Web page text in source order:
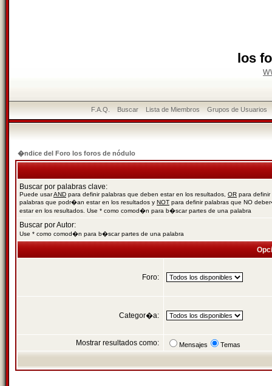
los
F.A.Q. Buscar Lista de Miembros Grupos de Usuarios
�ndice del Foro los foros de nódulo
Buscar por palabras clave:
Puede usarAND para definir palabras que deben estar en los resultados, OR para definir
palabras que podr�an estar en los resultados y NOT para definir palabras que NO
estar en los resultados. Use * como comod�n para b�scar partes de una palabra
Buscar por Autor:
Use * como comod�n para b�scar partes de una palabra
Foro:
Categor�a:
Mostrar resultados como: Mensajes Temas